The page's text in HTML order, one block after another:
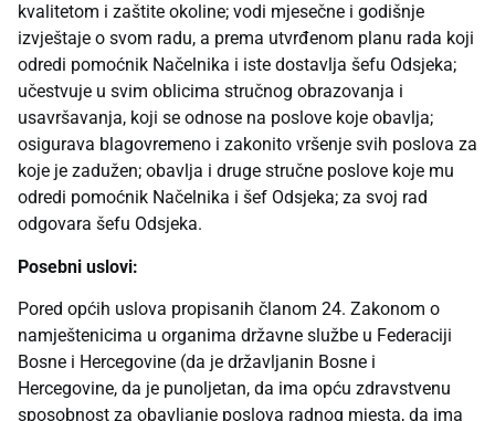
kvalitetom i zaštite okoline; vodi mjesečne i godišnje
izvještaje o svom radu, a prema utvrđenom planu rada koji
odredi pomoćnik Načelnika i iste dostavlja šefu Odsjeka;
učestvuje u svim oblicima stručnog obrazovanja i
usavršavanja, koji se odnose na poslove koje obavlja;
osigurava blagovremeno i zakonito vršenje svih poslova za
koje je zadužen; obavlja i druge stručne poslove koje mu
odredi pomoćnik Načelnika i šef Odsjeka; za svoj rad
odgovara šefu Odsjeka.
Posebni uslovi:
Pored općih uslova propisanih članom 24. Zakonom o
namještenicima u organima državne službe u Federaciji
Bosne i Hercegovine (da je državljanin Bosne i
Hercegovine, da je punoljetan, da ima opću zdravstvenu
sposobnost za obavljanje poslova radnog mjesta, da ima